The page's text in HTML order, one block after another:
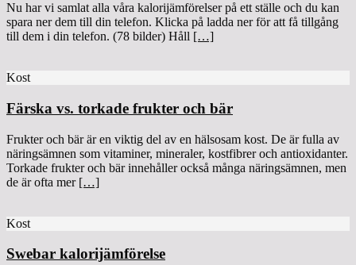
Nu har vi samlat alla våra kalorijämförelser på ett ställe och du kan
spara ner dem till din telefon. Klicka på ladda ner för att få tillgång
till dem i din telefon. (78 bilder) Håll […]
Kost
Färska vs. torkade frukter och bär
Frukter och bär är en viktig del av en hälsosam kost. De är fulla av
näringsämnen som vitaminer, mineraler, kostfibrer och antioxidanter.
Torkade frukter och bär innehåller också många näringsämnen, men
de är ofta mer […]
Kost
Swebar kalorijämförelse